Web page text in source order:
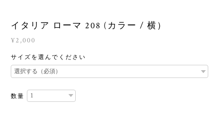
イタリア ローマ 208 (カラー / 横）
¥2,000
サイズを選んでください
数量